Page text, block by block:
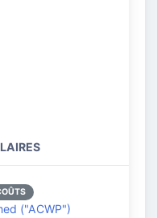
("ACWP")